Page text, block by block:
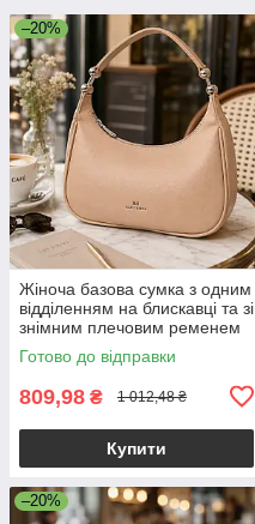
–20%
Жіноча базова сумка з одним
відділенням на блискавці та зі
знімним плечовим ременем
екошкіра бежевий Alex&Mia
CD-9128
Готово до відправки
809,98 ₴ 1 012,48 ₴
Купити
–20%